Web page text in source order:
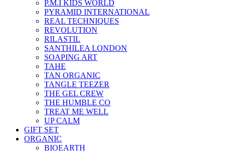
P.M.I KIDS WORLD
PYRAMID INTERNATIONAL
REAL TECHNIQUES
REVOLUTION
RILASTIL
SANTHILEA LONDON
SOAPING ART
TAHE
TAN ORGANIC
TANGLE TEEZER
THE GEL CREW
THE HUMBLE CO
TREAT ME WELL
UP CALM
GIFT SET
ORGANIC
BIOEARTH